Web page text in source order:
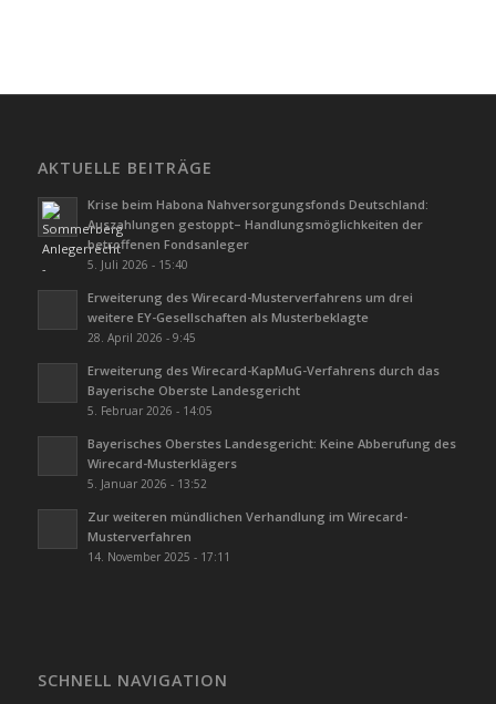
AKTUELLE BEITRÄGE
Krise beim Habona Nahversorgungsfonds Deutschland:
Auszahlungen gestoppt– Handlungsmöglichkeiten der
betroffenen Fondsanleger
5. Juli 2026 - 15:40
Erweiterung des Wirecard-Musterverfahrens um drei
weitere EY-Gesellschaften als Musterbeklagte
28. April 2026 - 9:45
Erweiterung des Wirecard-KapMuG-Verfahrens durch das
Bayerische Oberste Landesgericht
5. Februar 2026 - 14:05
Bayerisches Oberstes Landesgericht: Keine Abberufung des
Wirecard-Musterklägers
5. Januar 2026 - 13:52
Zur weiteren mündlichen Verhandlung im Wirecard-
Musterverfahren
14. November 2025 - 17:11
SCHNELL NAVIGATION